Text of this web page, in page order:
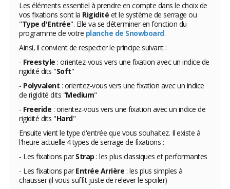
Les éléments essentiel à prendre en compte dans le choix de
vos fixations sont la Rigidité et le système de serrage ou
"Type d'Entrée". Elle va se déterminer en fonction du
programme de votre planche de Snowboard.
Ainsi, il convient de respecter le principe suivant :
- Freestyle : orientez-vous vers une fixation avec un indice de
rigidité dits "Soft"
- Polyvalent : orientez-vous vers une fixation avec un indice
de rigidité dits "Medium"
- Freeride : orientez-vous vers une fixation avec un indice de
rigidité dits "Hard"
Ensuite vient le type d'entrée que vous souhaitez. Il existe à
l'heure actuelle 4 types de serrage de fixations :
- Les fixations par Strap : les plus classiques et performantes
- Les fixations par Entrée Arrière : les plus simples à
chausser (il vous suffit juste de relever le spoiler)